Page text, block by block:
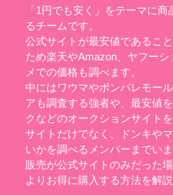
「1円でも安く」をテーマに
るチームです。
公式サイトが最安値であるこ
ため楽天やAmazon、ヤフー
メでの価格も調べます。
中にはワウマやポンパレモー
アも調査する強者や、最安値
クなどのオークションサイト
サイトだけでなく、ドンキや
いかを調べるメンバーまでいま
販売が公式サイトのみだった
よりお得に購入する方法を解説